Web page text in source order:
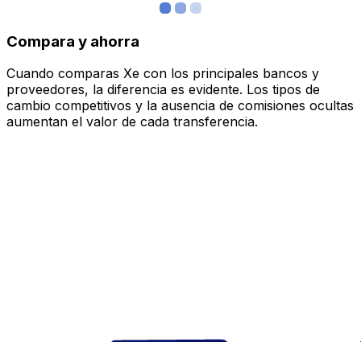
Compara y ahorra
Cuando comparas Xe con los principales bancos y
proveedores, la diferencia es evidente. Los tipos de
cambio competitivos y la ausencia de comisiones ocultas
aumentan el valor de cada transferencia.